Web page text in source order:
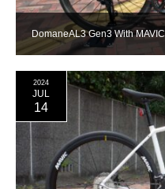
DomaneAL3 Gen3 With
2024
JUL
14